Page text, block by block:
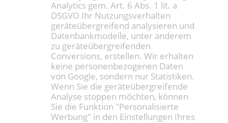
Analytics gem. Art. 6 Abs. 1 lit. a
DSGVO Ihr Nutzungsverhalten
geräteübergreifend analysieren und
Datenbankmodelle, unter anderem
zu geräteübergreifenden
Conversions, erstellen. Wir erhalten
keine personenbezogenen Daten
von Google, sondern nur Statistiken.
Wenn Sie die geräteübergreifende
Analyse stoppen möchten, können
Sie die Funktion "Personalisierte
Werbung" in den Einstellungen Ihres